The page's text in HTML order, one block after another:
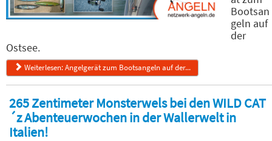
Bootsan
geln auf
der
Ostsee.
Weiterlesen: Angelgerät zum Bootsangeln auf der...
265 Zentimeter Monsterwels bei den WILD CAT
´z Abenteuerwochen in der Wallerwelt in
Italien!